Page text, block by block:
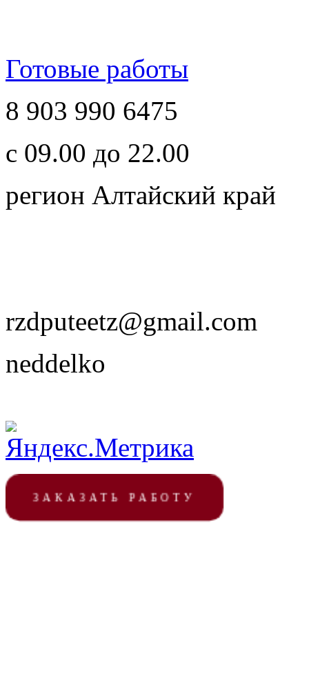
Готовые работы
8 903 990 6475
с 09.00 до 22.00
регион Алтайский край
rzdputeetz@gmail.com
neddelko
ЗАКАЗАТЬ РАБОТУ